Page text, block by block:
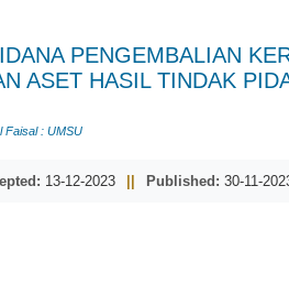
PENGEMBALIAN
ASET HASIL TINDAK
Faisal : UMSU
13-12-2023 Published: 30-11-